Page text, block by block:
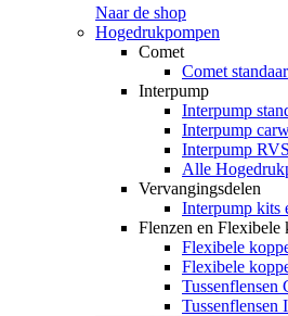
Naar de shop
Hogedrukpompen
Comet
Comet
Interpump
Interpump
Interpump
Interpump
Alle
Vervangingsdelen
Interpump kits
Flenzen en Flexibele
Flexibele
Flexibele
Tussenflensen
Tussenflensen